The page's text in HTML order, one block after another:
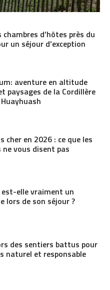
chambres d’hôtes près du
un séjour d’exception
aventure en altitude
paysages de la Cordillère
cher en 2026 : ce que les
vous disent pas
est-elle vraiment un
lors de son séjour ?
des sentiers battus pour
naturel et responsable